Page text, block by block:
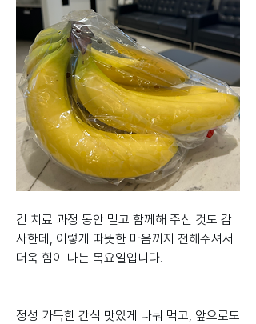
긴 치료 과정 동안 믿고 함께해 주신 것도 감
사한데, 이렇게 따뜻한 마음까지 전해주셔서
더욱 힘이 나는 목요일입니다.
정성 가득한 간식 맛있게 나눠 먹고, 앞으로도